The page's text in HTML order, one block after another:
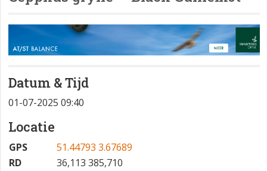
Datum & Tijd
01-07-2025 09:40
Locatie
GPS
51.44793 3.67689
RD
36,113 385,710